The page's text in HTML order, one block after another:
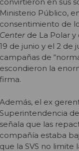
convirtieron en sus
Ministerio Público,
consentimiento de
Center de La Polar
19 de junio y el 2
campañas de
escondieron la
firma.
Además, el ex
Superintendencia
señala que las
compañía estaba
que la SVS no limite